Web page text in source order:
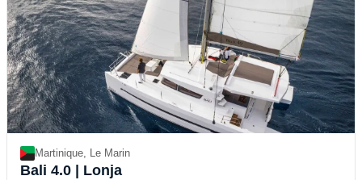
Martinique, Le Marin
Bali 4.0 | Lonja